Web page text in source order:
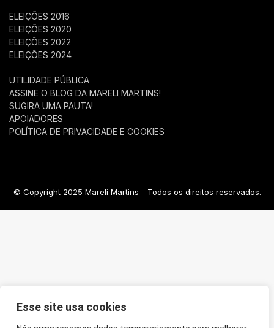
Esse site usa cookies
ELEIÇÕES 2016
ELEIÇÕES 2020
ELEIÇÕES 2022
ELEIÇÕES 2024
UTILIDADE PÚBLICA
ASSINE O BLOG DA MARELI MARTINS!
SUGIRA UMA PAUTA!
APOIADORES
POLÍTICA DE PRIVACIDADE E COOKIES
© Copyright 2025 Mareli Martins - Todos os direitos reservados.